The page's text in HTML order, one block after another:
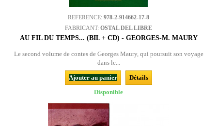
REFERENCE: 978-2-914662-17-8
FABRICANT: OSTAL DEL LIBRE
AU FIL DU TEMPS... (BIL + CD) - GEORGES-M. MAURY
Le second volume de contes de Georges Maury, qui poursuit son voyage
dans le...
Ajouter au panier
Détails
Disponible